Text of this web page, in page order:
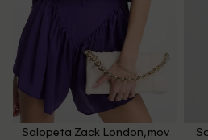
Salopeta Zack London, mov